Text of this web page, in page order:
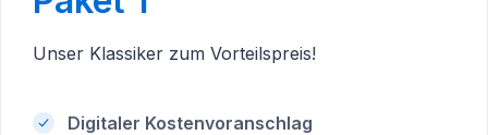
Unser Klassiker zum Vorteilspreis!
Digitaler Kostenvoranschlag